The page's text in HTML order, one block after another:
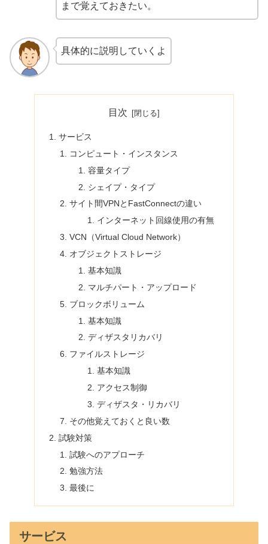
まで覚えておきたい。
具体的に説明していくよ
目次
サービス
コンピュート・インスタンス
容量タイプ
シェイプ・タイプ
サイト間VPNとFastConnectの違い
インターネット回線使用の有無
VCN（Virtual Cloud Network）
オブジェクトストレージ
基本知識
マルチパート・アップロード
ブロックボリューム
基本知識
ディザスタリカバリ
ファイルストレージ
基本知識
アクセス制御
ディザスタ・リカバリ
その他覚えておくと良い数
試験対策
試験へのアプローチ
勉強方法
最後に
サービス